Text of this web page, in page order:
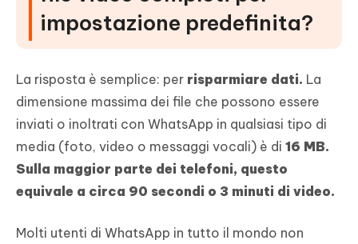
impostazione predefinita?
La risposta è semplice: per risparmiare dati. La
dimensione massima dei file che possono essere
inviati o inoltrati con WhatsApp in qualsiasi tipo di
media (foto, video o messaggi vocali) è di 16 MB.
Sulla maggior parte dei telefoni, questo
equivale a circa 90 secondi o 3 minuti di video.
Molti utenti di WhatsApp in tutto il mondo non